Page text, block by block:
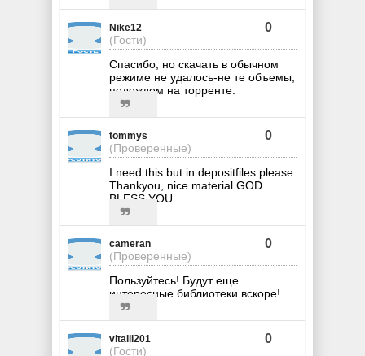
Nike12
(Гости)
0
Спасибо, но скачать в обычном
режиме не удалось-не те объемы,
подождем на торренте.
tommys
(Проверенные)
0
I need this but in depositfiles please
Thankyou, nice material GOD
BLESS YOU.
cameran
(Проверенные)
0
Пользуйтесь! Будут еще
интересные библиотеки вскоре!
vitalii201
(Гости)
0